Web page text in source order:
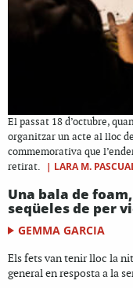
El passat 18 d’octubre,
organitzar un acte al lloc
commemorativa que
retirat.
| LARA M.
Una bala de
seqüeles de per
GEMMA GARCIA
Els fets van tenir lloc la
general en resposta a la